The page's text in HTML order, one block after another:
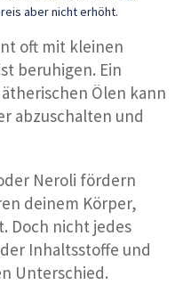
aber nicht erhöht.
oft mit kleinen
beruhigen. Ein
Ölen kann
abzuschalten und
Neroli fördern
deinem Körper,
Doch nicht jedes
Inhaltsstoffe und
Unterschied.